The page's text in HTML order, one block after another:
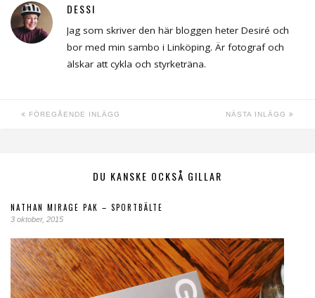
DESSI
Jag som skriver den här bloggen heter Desiré och
bor med min sambo i Linköping. Är fotograf och
älskar att cykla och styrketräna.
FÖREGÅENDE INLÄGG NÄSTA INLÄGG
DU KANSKE OCKSÅ GILLAR
NATHAN MIRAGE PAK – SPORTBÄLTE
3 oktober, 2015